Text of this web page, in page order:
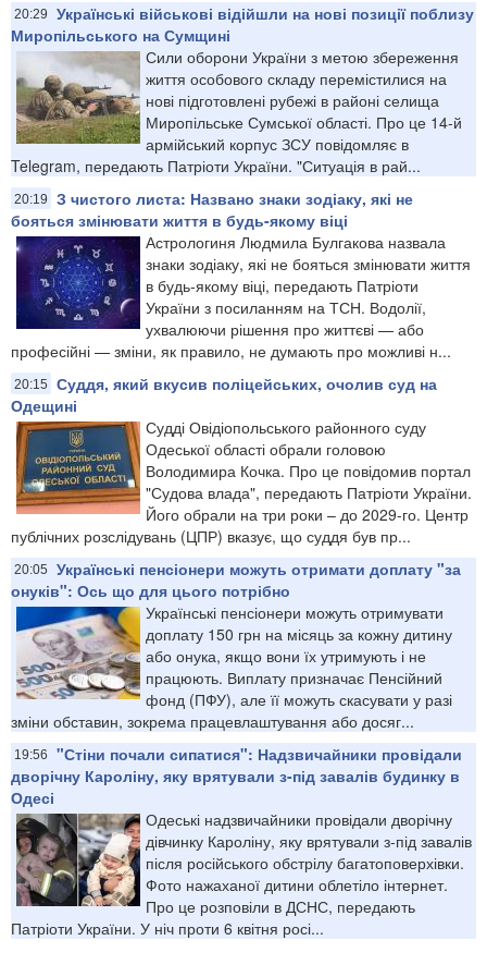
20:29
Українські військові відійшли на нові позиції поблизу
Миропільського на Сумщині
Сили оборони України з метою збереження
життя особового складу перемістилися на
нові підготовлені рубежі в районі селища
Миропільське Сумської області. Про це 14-й
армійський корпус ЗСУ повідомляє в
Telegram, передають Патріоти України. "Ситуація в рай...
20:19
З чистого листа: Названо знаки зодіаку, які не
бояться змінювати життя в будь-якому віці
Астрологиня Людмила Булгакова назвала
знаки зодіаку, які не бояться змінювати життя
в будь-якому віці, передають Патріоти
України з посиланням на ТСН. Водолії,
ухвалюючи рішення про життєві — або
професійні — зміни, як правило, не думають про можливі н...
20:15
Суддя, який вкусив поліцейських, очолив суд на
Одещині
Судді Овідіопольського районного суду
Одеської області обрали головою
Володимира Кочка. Про це повідомив портал
"Судова влада", передають Патріоти України.
Його обрали на три роки – до 2029-го. Центр
публічних розслідувань (ЦПР) вказує, що суддя був пр...
20:05
Українські пенсіонери можуть отримати доплату "за
онуків": Ось що для цього потрібно
Українські пенсіонери можуть отримувати
доплату 150 грн на місяць за кожну дитину
або онука, якщо вони їх утримують і не
працюють. Виплату призначає Пенсійний
фонд (ПФУ), але її можуть скасувати у разі
зміни обставин, зокрема працевлаштування або досяг...
19:56
"Стіни почали сипатися": Надзвичайники провідали
дворічну Кароліну, яку врятували з-під завалів будинку в
Одесі
Одеські надзвичайники провідали дворічну
дівчинку Кароліну, яку врятували з-під завалів
після російського обстрілу багатоповерхівки.
Фото нажаханої дитини облетіло інтернет.
Про це розповіли в ДСНС, передають
Патріоти України. У ніч проти 6 квітня росі...